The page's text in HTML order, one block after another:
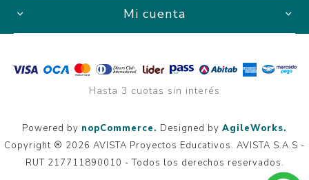
Mi cuenta
Hasta 3 cuotas sin interés
Powered by nopCommerce. Designed by AgileWorks.
Copyright ® 2026 AVISTA Proyectos Educativos. AVISTA S.A.S -
RUT 217711890010 - Todos los derechos reservados.